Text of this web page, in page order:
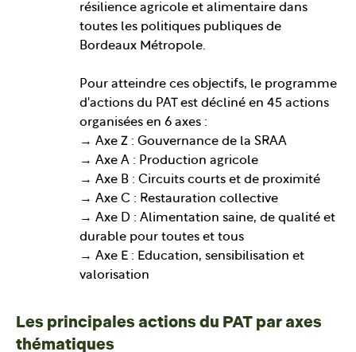
résilience agricole et alimentaire dans
toutes les politiques publiques de
Bordeaux Métropole.
Pour atteindre ces objectifs, le programme
d'actions du PAT est décliné en 45 actions
organisées en 6 axes :
→ Axe Z : Gouvernance de la SRAA
→ Axe A : Production agricole
→ Axe B : Circuits courts et de proximité
→ Axe C : Restauration collective
→ Axe D : Alimentation saine, de qualité et
durable pour toutes et tous
→ Axe E : Education, sensibilisation et
valorisation
Les principales actions du PAT par axes
thématiques